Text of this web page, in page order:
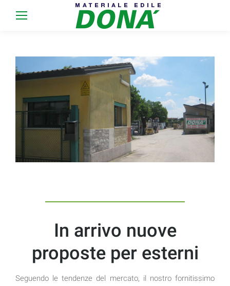
In arrivo nuove
proposte per esterni
Seguendo le tendenze del mercato, il nostro fornitissimo